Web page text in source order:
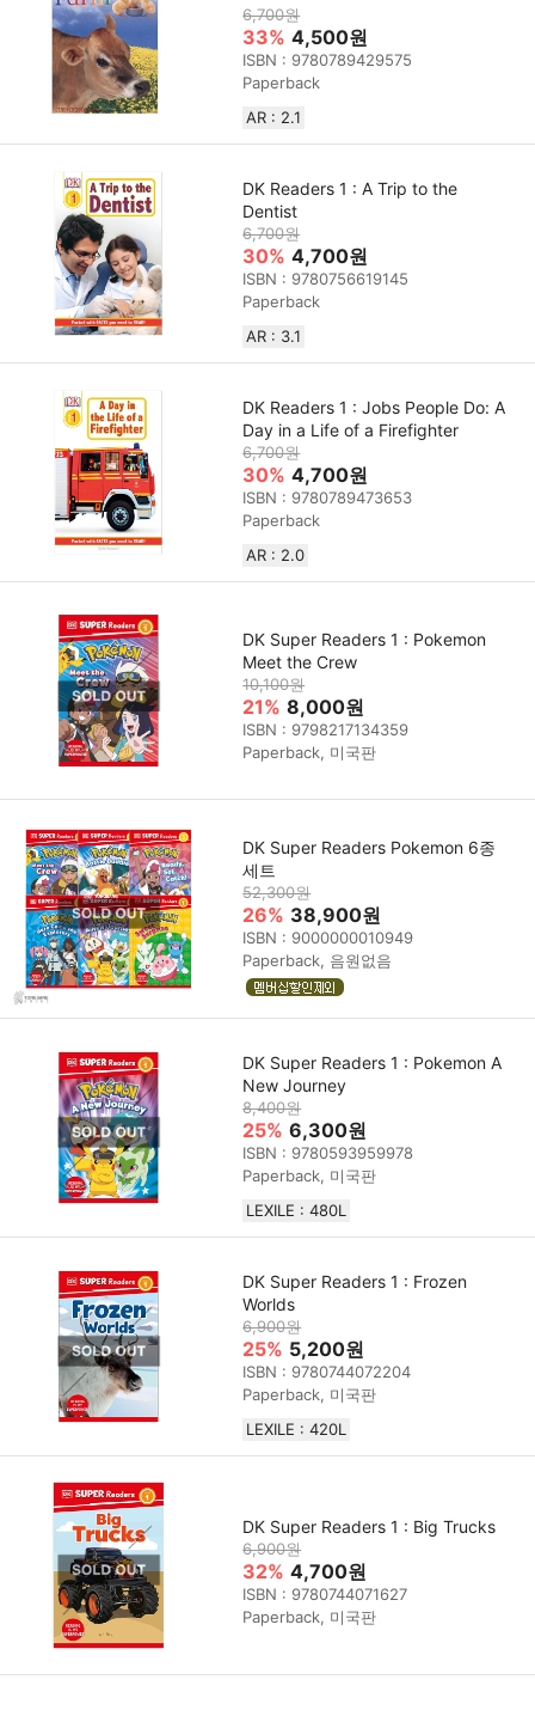
6,700원
33% 4,500원
ISBN : 9780789429575
Paperback
AR : 2.1
DK Readers 1 : A Trip to the
Dentist
6,700원
30% 4,700원
ISBN : 9780756619145
Paperback
AR : 3.1
DK Readers 1 : Jobs People Do: A
Day in a Life of a Firefighter
6,700원
30% 4,700원
ISBN : 9780789473653
Paperback
AR : 2.0
DK Super Readers 1 : Pokemon
Meet the Crew
10,100원
21% 8,000원
ISBN : 9798217134359
Paperback, 미국판
DK Super Readers Pokemon 6종
세트
52,300원
26% 38,900원
ISBN : 9000000010949
Paperback, 음원없음
DK Super Readers 1 : Pokemon A
New Journey
8,400원
25% 6,300원
ISBN : 9780593959978
Paperback, 미국판
LEXILE : 480L
DK Super Readers 1 : Frozen
Worlds
6,900원
25% 5,200원
ISBN : 9780744072204
Paperback, 미국판
LEXILE : 420L
DK Super Readers 1 : Big Trucks
6,900원
32% 4,700원
ISBN : 9780744071627
Paperback, 미국판